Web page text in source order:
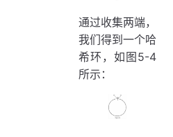
通过收集两端，
我们得到一个哈
希环，如图5-4
所示：